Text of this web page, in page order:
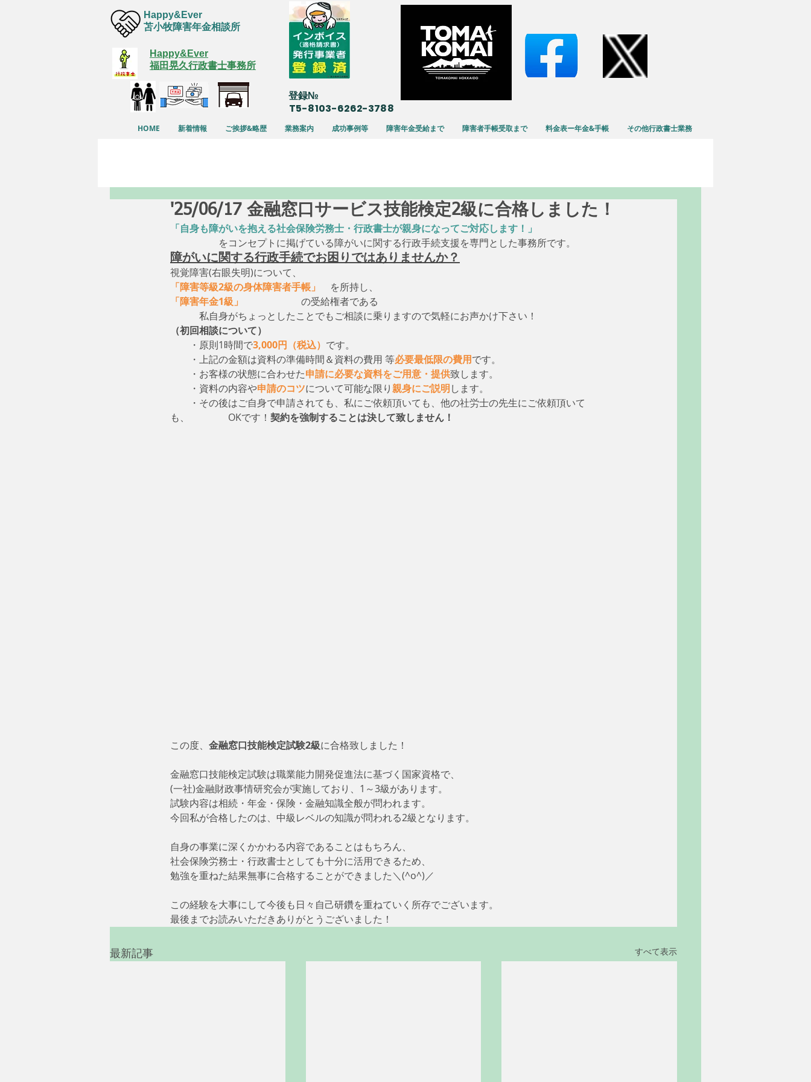
Happy&Ever
苫小牧障害年金相談所
Happy&Ever
福田晃久行政書士事務所
​登録№
T5-8103-6262-3788
HOME 新着情報 ご挨拶&略歴 業務案内 成功事例等 障害年金受給まで 障害者手帳受取まで 料金表ー年金&手帳 その他行政書士業務
'25/06/17 金融窓口サービス技能検定2級に合格しました！
「自身も障がいを抱える社会保険労務士・行政書士が親身になってご対応します！」
をコンセプトに掲げている障がいに関する行政手続支援を専門とした事務所です。
障がいに関する行政手続でお困りではありませんか？
視覚障害(右眼失明)について、
「障害等級2級の身体障害者手帳」
を所持し、
「障害年金1級」
の受給権者である
私自身がちょっとしたことでもご相談に乗りますので気軽にお声かけ下さい！
（初回相談について）
・原則1時間で3,000円（税込） です。
・上記の金額は資料の準備時間＆資料の費用 等必要最低限の費用です。
・お客様の状態に合わせた申請に必要な資料をご用意・提供致します。
・資料の内容や申請のコツについて可能な限り親身にご説明します。
・その後はご自身で申請されても、私にご依頼頂いても、他の社労士の先生にご依頼頂いて
も、　　　　OKです！ 契約を強制することは決して致しません！
この度、 金融窓口技能検定試験2級に合格致しました！
金融窓口技能検定試験は職業能力開発促進法に基づく国家資格で、
(一社)金融財政事情研究会が実施しており、1～3級があります。
試験内容は相続・年金・保険・金融知識全般が問われます。
今回私が合格したのは、中級レベルの知識が問われる2級となります。
自身の事業に深くかかわる内容であることはもちろん、
社会保険労務士・行政書士としても十分に活用できるため、
勉強を重ねた結果無事に合格することができました＼(^o^)／
この経験を大事にして今後も日々自己研鑽を重ねていく所存でございます。
最後までお読みいただきありがとうございました！
最新記事 すべて表示